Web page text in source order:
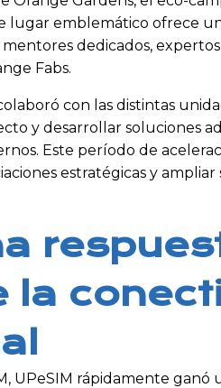
lugar emblemático ofrece
dedicados,
Fabs.
con las distintas
y desarrollar soluciones
Este período de
estratégicas y ampliar
la
UPeSIM rápidamente ganó